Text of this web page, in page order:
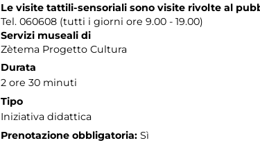
Le visite tattili-sensoriali sono visite rivolte al
Tel. 060608 (tutti i giorni ore 9.00 - 19.00)
Servizi museali di
Zètema Progetto Cultura
Durata
2 ore 30 minuti
Tipo
Iniziativa didattica
Prenotazione obbligatoria: Sì